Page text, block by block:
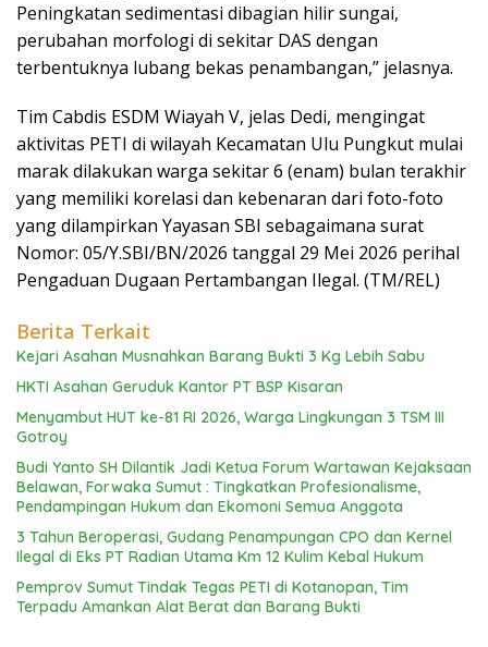
Peningkatan sedimentasi dibagian hilir sungai,
perubahan morfologi di sekitar DAS dengan
terbentuknya lubang bekas penambangan,” jelasnya.
Tim Cabdis ESDM Wiayah V, jelas Dedi, mengingat
aktivitas PETI di wilayah Kecamatan Ulu Pungkut mulai
marak dilakukan warga sekitar 6 (enam) bulan terakhir
yang memiliki korelasi dan kebenaran dari foto-foto
yang dilampirkan Yayasan SBI sebagaimana surat
Nomor: 05/Y.SBI/BN/2026 tanggal 29 Mei 2026 perihal
Pengaduan Dugaan Pertambangan Ilegal. (TM/REL)
Berita Terkait
Kejari Asahan Musnahkan Barang Bukti 3 Kg Lebih Sabu
HKTI Asahan Geruduk Kantor PT BSP Kisaran
Menyambut HUT ke-81 RI 2026, Warga Lingkungan 3 TSM III
Gotroy
Budi Yanto SH Dilantik Jadi Ketua Forum Wartawan Kejaksaan
Belawan, Forwaka Sumut : Tingkatkan Profesionalisme,
Pendampingan Hukum dan Ekomoni Semua Anggota
3 Tahun Beroperasi, Gudang Penampungan CPO dan Kernel
Ilegal di Eks PT Radian Utama Km 12 Kulim Kebal Hukum
Pemprov Sumut Tindak Tegas PETI di Kotanopan, Tim
Terpadu Amankan Alat Berat dan Barang Bukti